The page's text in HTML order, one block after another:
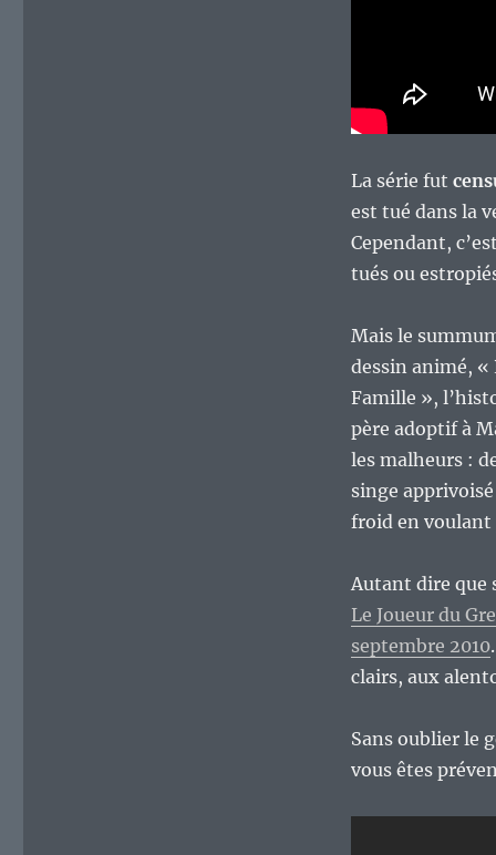
La série fut
est tué dans la
Cependant,
tués ou
Mais le
dessin animé, «
Famille »,
père adoptif à
les malheurs :
singe
froid en voulant
Autant dire que
Le Joueur du
septembre 2010
clairs, aux
Sans oublier le
vous êtes